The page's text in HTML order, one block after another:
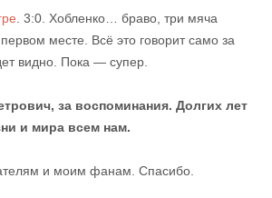
. 3:0. Хобленко… браво, три мяча
месте. Всё это говорит само за
видно. Пока — супер.
за воспоминания. Долгих лет
и мира всем нам.
и моим фанам. Спасибо.